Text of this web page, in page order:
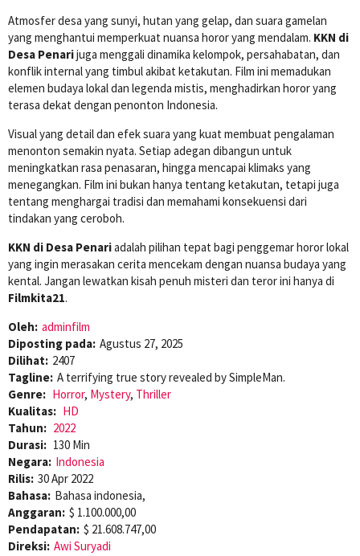
Atmosfer desa yang sunyi, hutan yang gelap, dan suara gamelan
yang menghantui memperkuat nuansa horor yang mendalam. KKN di
Desa Penarijuga menggali dinamika kelompok, persahabatan, dan
konflik internal yang timbul akibat ketakutan. Film ini memadukan
elemen budaya lokal dan legenda mistis, menghadirkan horor yang
terasa dekat dengan penonton Indonesia.
Visual yang detail dan efek suara yang kuat membuat pengalaman
menonton semakin nyata. Setiap adegan dibangun untuk
meningkatkan rasa penasaran, hingga mencapai klimaks yang
menegangkan. Film ini bukan hanya tentang ketakutan, tetapi juga
tentang menghargai tradisi dan memahami konsekuensi dari
tindakan yang ceroboh.
KKN di Desa Penariadalah pilihan tepat bagi penggemar horor lokal
yang ingin merasakan cerita mencekam dengan nuansa budaya yang
kental. Jangan lewatkan kisah penuh misteri dan teror ini hanya di
Filmkita21.
Oleh: adminfilm
Diposting pada: Agustus 27, 2025
Dilihat: 2407
Tagline: A terrifying true story revealed by SimpleMan.
Genre: Horror, Mystery, Thriller
Kualitas: HD
Tahun: 2022
Durasi: 130 Min
Negara: Indonesia
Rilis: 30 Apr 2022
Bahasa: Bahasa indonesia,
Anggaran: $ 1.100.000,00
Pendapatan: $ 21.608.747,00
Direksi: Awi Suryadi